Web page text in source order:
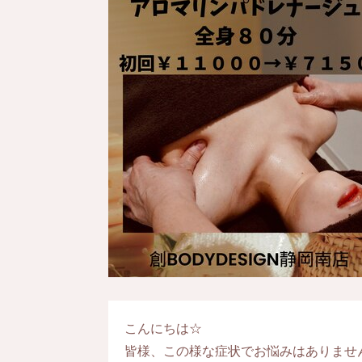
こんにちは☆
皆様、この様な症状でお悩みはありませ